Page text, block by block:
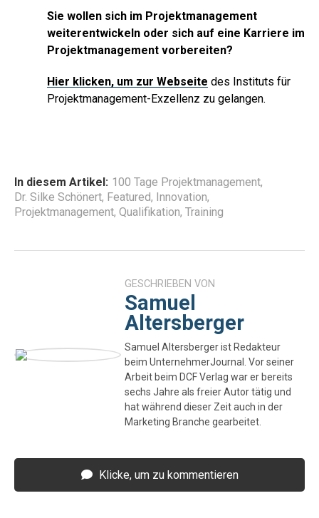
Sie wollen sich im Projektmanagement
weiterentwickeln oder sich auf eine Karriere im
Projektmanagement vorbereiten?
Hier klicken, um zur Webseite des Instituts für
Projektmanagement-Exzellenz zu gelangen.
In diesem Artikel: 100 Tage Projektmanagement,
Dr. Silke Schönert, Featured, Innovation,
Projektmanagement, Qualifikation, Training
GESCHRIEBEN VON
Samuel
Altersberger
Samuel Altersberger ist Redakteur
beim UnternehmerJournal. Vor seiner
Arbeit beim DCF Verlag war er bereits
sechs Jahre als freier Autor tätig und
hat während dieser Zeit auch in der
Marketing Branche gearbeitet.
Klicke, um zu kommentieren